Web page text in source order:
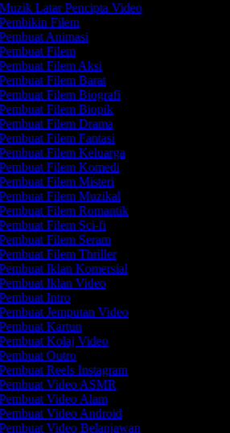
Latar Pencipta Video
Filem
Animasi
Filem
Filem Aksi
Filem Barat
Filem Biografi
Filem Biopik
Filem Drama
Filem Fantasi
Filem Keluarga
Filem Komedi
Filem Misteri
Filem Muzikal
Filem Romantik
Filem Sci-fi
Filem Seram
Filem Thriller
Iklan Komersial
Iklan Video
Intro
Jemputan Video
Kartun
Kolaj Video
Outro
Reels Instagram
Video ASMR
Video Alam
Video Android
Video Belanjawan